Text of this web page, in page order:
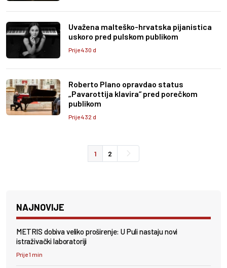
Uvažena malteško-hrvatska pijanistica
uskoro pred pulskom publikom
Prije 430 d
Roberto Plano opravdao status
„Pavarottija klavira“ pred porečkom
publikom
Prije 432 d
1 2
NAJNOVIJE
METRIS dobiva veliko proširenje: U Puli nastaju novi
istraživački laboratoriji
Prije 1 min